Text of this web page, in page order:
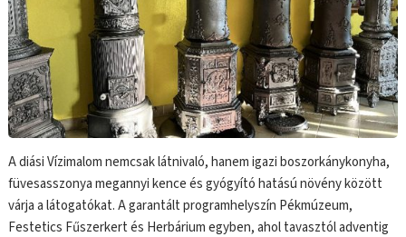
A diási Vízimalom nemcsak látnivaló, hanem igazi boszorkánykonyha,
füvesasszonya megannyi kence és gyógyító hatású növény között
várja a látogatókat. A garantált programhelyszín Pékmúzeum,
Festetics Fűszerkert és Herbárium egyben, ahol tavasztól adventig